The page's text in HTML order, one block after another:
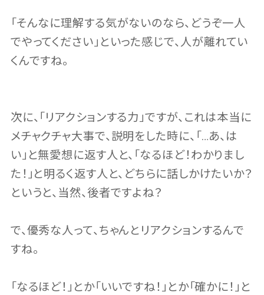
「そんなに理解する気がないのなら、どうぞ一人
でやってください」といった感じで、人が離れてい
くんですね。
次に、「リアクションする力」ですが、これは本当に
メチャクチャ大事で、説明をした時に、「…あ、は
い」と無愛想に返す人と、「なるほど！わかりまし
た！」と明るく返す人と、どちらに話しかけたいか？
というと、当然、後者ですよね？
で、優秀な人って、ちゃんとリアクションするんで
すね。
「なるほど！」とか「いいですね！」とか「確かに！」と